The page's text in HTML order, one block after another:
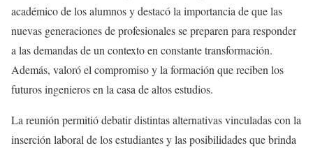
académico de los alumnos y destacó la importancia de que las
nuevas generaciones de profesionales se preparen para responder
a las demandas de un contexto en constante transformación.
Además, valoró el compromiso y la formación que reciben los
futuros ingenieros en la casa de altos estudios.
La reunión permitió debatir distintas alternativas vinculadas con la
inserción laboral de los estudiantes y las posibilidades que brinda